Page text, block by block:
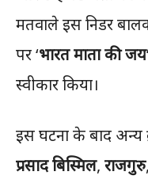
मतवाले इस निडर
पर ‘भारत माता की जय
स्वीकार किया।
इस घटना के बाद अन्य
प्रसाद बिस्मिल, राजगुरु,